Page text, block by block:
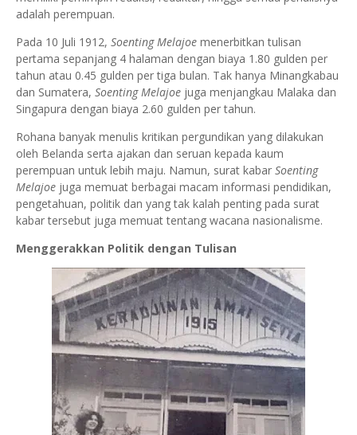
adalah perempuan.
Pada 10 Juli 1912, Soenting Melajoe menerbitkan tulisan
pertama sepanjang 4 halaman dengan biaya 1.80 gulden per
tahun atau 0.45 gulden per tiga bulan. Tak hanya Minangkabau
dan Sumatera, Soenting Melajoe juga menjangkau Malaka dan
Singapura dengan biaya 2.60 gulden per tahun.
Rohana banyak menulis kritikan pergundikan yang dilakukan
oleh Belanda serta ajakan dan seruan kepada kaum
perempuan untuk lebih maju. Namun, surat kabar Soenting
Melajoe juga memuat berbagai macam informasi pendidikan,
pengetahuan, politik dan yang tak kalah penting pada surat
kabar tersebut juga memuat tentang wacana nasionalisme.
Menggerakkan Politik dengan Tulisan